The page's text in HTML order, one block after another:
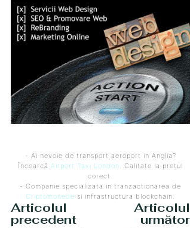
- Ai nevoie de transport aeroport in Anglia?
Încearcă Airport Taxi London. Calitate la prețul
corect.
- Companie specializata in tranzactionarea de
Criptomonede si infrastructura blockchain.
Articolul
precedent
Articolul
următor